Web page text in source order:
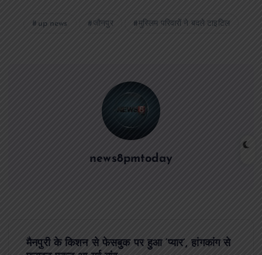
up news जौनपुर मुस्लिम परिवारों ने बदले टाइटिल
news8pmtoday
मैनपुरी के किशन से फेसबुक पर हुआ ‘प्यार’, हांगकांग से